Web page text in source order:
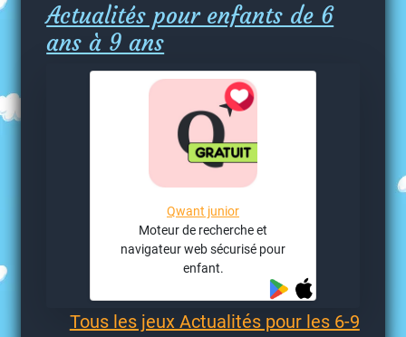
Actualités pour enfants de 6
ans à 9 ans
Qwant junior
Moteur de recherche et
navigateur web sécurisé pour
enfant.
Tous les jeux Actualités pour les 6-9